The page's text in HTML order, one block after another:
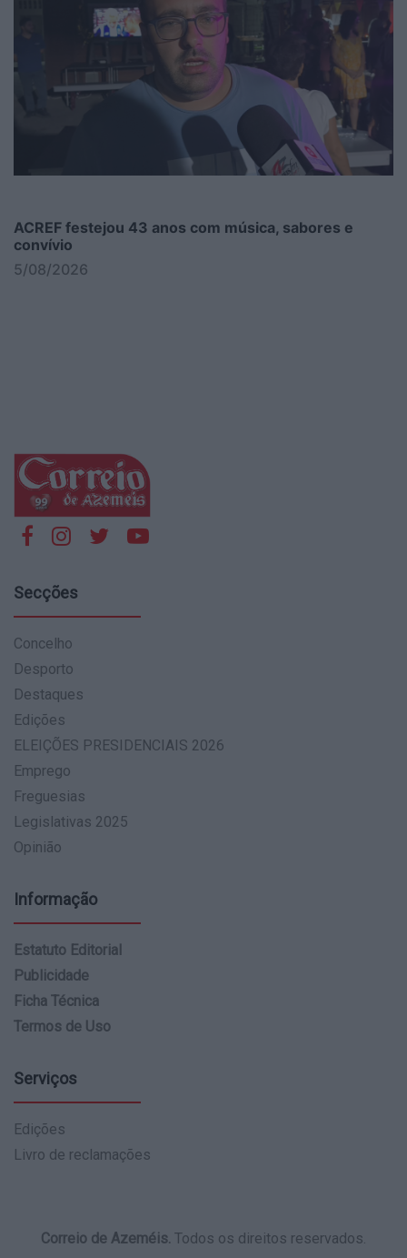
ACREF festejou 43 anos com música, sabores e
convívio
5/08/2026
Secções
Concelho
Desporto
Destaques
Edições
ELEIÇÕES PRESIDENCIAIS 2026
Emprego
Freguesias
Legislativas 2025
Opinião
Informação
Estatuto Editorial
Publicidade
Ficha Técnica
Termos de Uso
Serviços
Edições
Livro de reclamações
Correio de Azeméis. Todos os direitos reservados.